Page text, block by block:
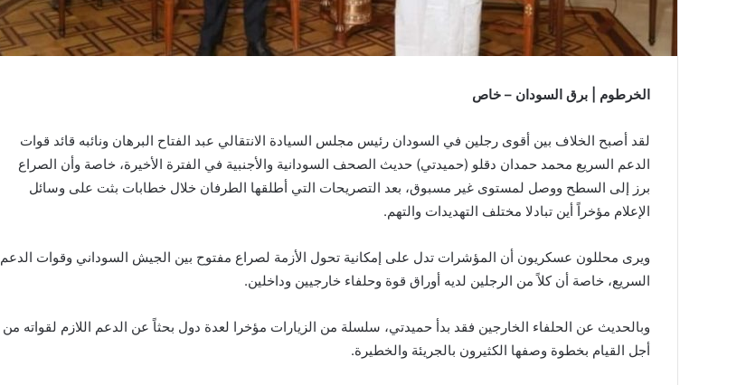
الخرطوم | برق السودان – خاص
لقد أصبح الخلاف بين أقوى رجلين في السودان رئيس مجلس السيادة الانتقالي عبد الفتاح البرهان ونائبه قائد قوات
الدعم السريع محمد حمدان دقلو (حميدتي) حديث الصحف السودانية والأجنبية في الفترة الأخيرة، خاصة وأن الصراع
برز إلى السطح ووصل لمستوى غير مسبوق، بعد التصريحات التي أطلقها الطرفان خلال خطابات بثت على وسائل
الإعلام مؤخراً أين تبادلا مختلف التهديدات والتهم.
ويرى محللون عسكريون أن المؤشرات تدل على إمكانية تحول الأزمة لصراع مفتوح بين الجيش السوداني وقوات الدعم
السريع، خاصة أن كلاً من الرجلين لديه أوراق قوة وحلفاء خارجيين وداخلين.
وبالحديث عن الحلفاء الخارجين فقد بدأ حميدتي، سلسلة من الزيارات مؤخرا لعدة دول بحثاً عن الدعم اللازم لقواته من
أجل القيام بخطوة وصفها الكثيرون بالجريئة والخطيرة.